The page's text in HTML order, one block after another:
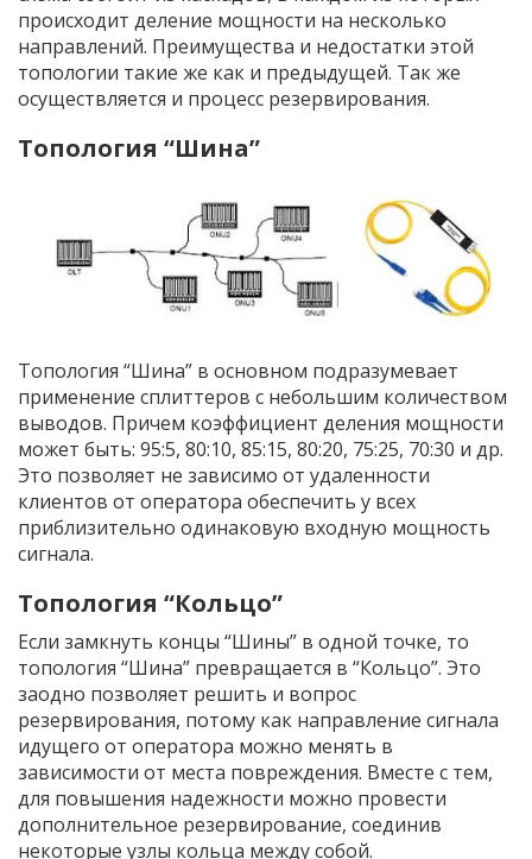
происходит деление мощности на несколько
направлений. Преимущества и недостатки этой
топологии такие же как и предыдущей. Так же
осуществляется и процесс резервирования.
Топология “Шина”
Топология “Шина” в основном подразумевает
применение сплиттеров с небольшим количеством
выводов. Причем коэффициент деления мощности
может быть: 95:5, 80:10, 85:15, 80:20, 75:25, 70:30 и др.
Это позволяет не зависимо от удаленности
клиентов от оператора обеспечить у всех
приблизительно одинаковую входную мощность
сигнала.
Топология “Кольцо”
Если замкнуть концы “Шины” в одной точке, то
топология “Шина” превращается в “Кольцо”. Это
заодно позволяет решить и вопрос
резервирования, потому как направление сигнала
идущего от оператора можно менять в
зависимости от места повреждения. Вместе с тем,
для повышения надежности можно провести
дополнительное резервирование, соединив
некоторые узлы кольца между собой.